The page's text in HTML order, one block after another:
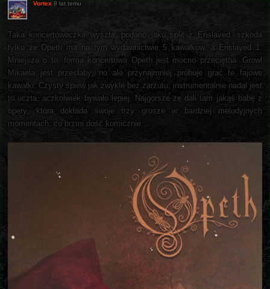
Vortex 8 lat temu
Taka koncertóweczka wyszła, podano jako split z Enslaved, szkoda
tylko że Opeth ma na tym wydawnictwie 5 kawałków, a Enslaved 1.
Mniejsza o to, forma koncertowa Opeth jest mocno przeciętna. Growl
Mikaela jest przesłaby, no ale przynajmniej próbuje grać te fajowe
kawałki. Czysty śpiew jak zwykle bez zarzutu, instrumentalnie nadal jest
to uczta, aczkolwiek bywało lepiej. Najgorsze że dali tam jakąś babę z
opery, która dokłada swoje trzy grosze w bardziej melodyjnych
momentach, co brzmi dość komicznie....